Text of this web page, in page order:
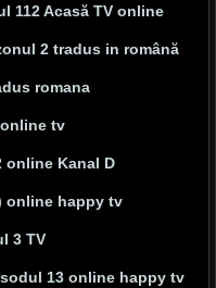
112 Acasă TV online
2 tradus in română
romana
tv
online Kanal D
online happy tv
3 TV
13 online happy tv